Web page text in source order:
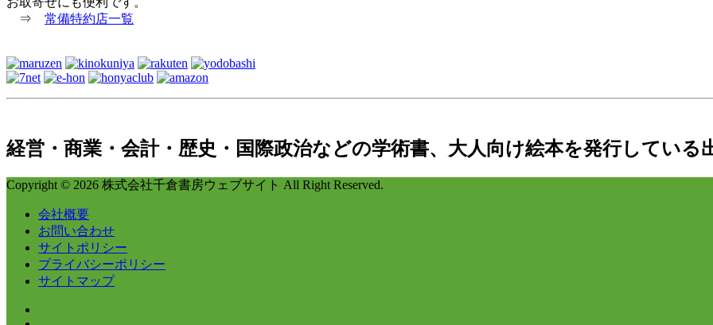
⇒ 常備特約店一覧
経営・商業・会計・歴史・国際政治などの学術書、大人向け絵本を発行している
Copyright © 2026 株式会社千倉書房ウェブサイト All Right Reserved.
会社概要
お問い合わせ
サイトポリシー
プライバシーポリシー
サイトマップ